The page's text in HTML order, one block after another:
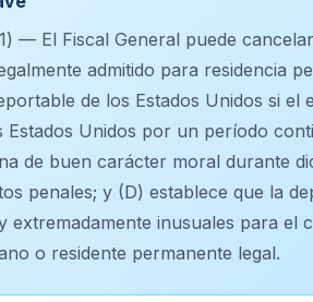
— El Fiscal General puede
admitido para residencia
de los Estados Unidos si
Estados Unidos por un período
de buen carácter moral durante
penales; y (D) establece que la
extremadamente inusuales para el
o residente permanente legal.